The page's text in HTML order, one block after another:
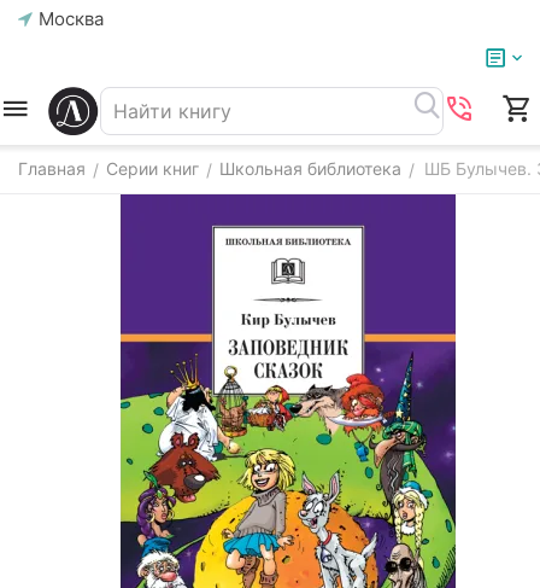
Москва
Главная / Серии книг / Школьная библиотека / ШБ Булычев.